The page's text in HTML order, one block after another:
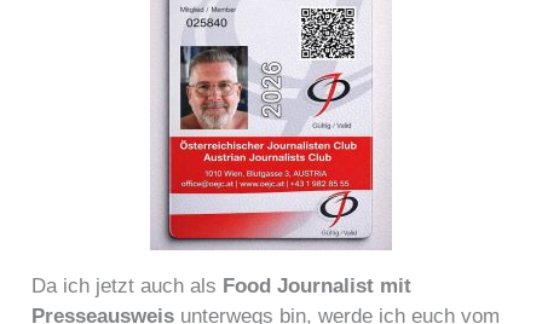
Da ich jetzt auch als Food Journalist mit
Presseausweis unterwegs bin, werde ich euch vom